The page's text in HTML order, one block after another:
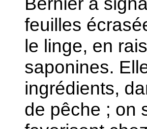
feuilles
le linge, en
saponines.
ingrédients,
de pêche ; on